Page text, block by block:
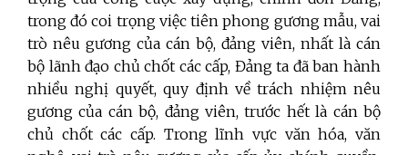
trong đó coi trọng việc tiên phong gương mẫu, vai
trò nêu gương của cán bộ, đảng viên, nhất là cán
bộ lãnh đạo chủ chốt các cấp, Đảng ta đã ban hành
nhiều nghị quyết, quy định về trách nhiệm nêu
gương của cán bộ, đảng viên, trước hết là cán bộ
chủ chốt các cấp. Trong lĩnh vực văn hóa, văn